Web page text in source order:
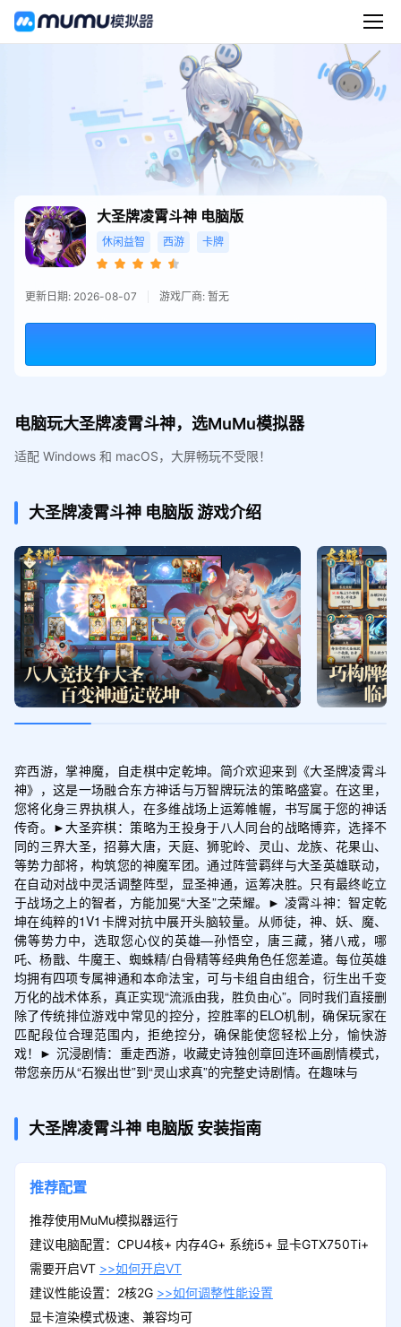
大圣牌凌霄斗神 电脑版
休闲益智 西游 卡牌
更新日期: 2026-08-07 游戏厂商: 暂无
电脑玩大圣牌凌霄斗神，选MuMu模拟器
适配 Windows 和 macOS，大屏畅玩不受限！
大圣牌凌霄斗神 电脑版游戏介绍
弈西游，掌神魔，自走棋中定乾坤。简介欢迎来到《大圣牌凌霄斗
神》，这是一场融合东方神话与万智牌玩法的策略盛宴。在这里，
您将化身三界执棋人，在多维战场上运筹帷幄，书写属于您的神话
传奇。►大圣弈棋：策略为王投身于八人同台的战略博弈，选择不
同的三界大圣，招募大唐，天庭、狮驼岭、灵山、龙族、花果山、
等势力部将，构筑您的神魔军团。通过阵营羁绊与大圣英雄联动，
在自动对战中灵活调整阵型，显圣神通，运筹决胜。只有最终屹立
于战场之上的智者，方能加冕“大圣”之荣耀。► 凌霄斗神：智定乾
坤在纯粹的1V1卡牌对抗中展开头脑较量。从师徒，神、妖、魔、
佛等势力中，选取您心仪的英雄—孙悟空，唐三藏，猪八戒，哪
吒、杨戬、牛魔王、蜘蛛精/白骨精等经典角色任您差遣。每位英雄
均拥有四项专属神通和本命法宝，可与卡组自由组合，衍生出千变
万化的战术体系，真正实现“流派由我，胜负由心”。同时我们直接删
除了传统排位游戏中常见的控分，控胜率的ELO机制，确保玩家在
匹配段位合理范围内，拒绝控分，确保能使您轻松上分，愉快游
戏！► 沉浸剧情：重走西游，收藏史诗独创章回连环画剧情模式，
带您亲历从“石猴出世”到“灵山求真”的完整史诗剧情。在趣味与
大圣牌凌霄斗神 电脑版 安装指南
推荐配置
推荐使用MuMu模拟器运行
建议电脑配置：CPU4核+ 内存4G+ 系统i5+ 显卡GTX750Ti+
需要开启VT >>如何开启VT
建议性能设置：2核2G >>如何调整性能设置
显卡渲染模式极速、兼容均可